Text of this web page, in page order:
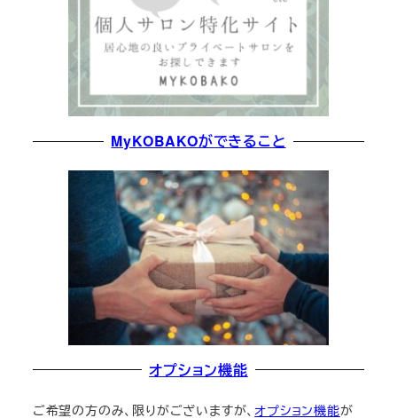
MyKOBAKOができること
オプション機能
ご希望の方のみ、限りがございますが、オプション機能が